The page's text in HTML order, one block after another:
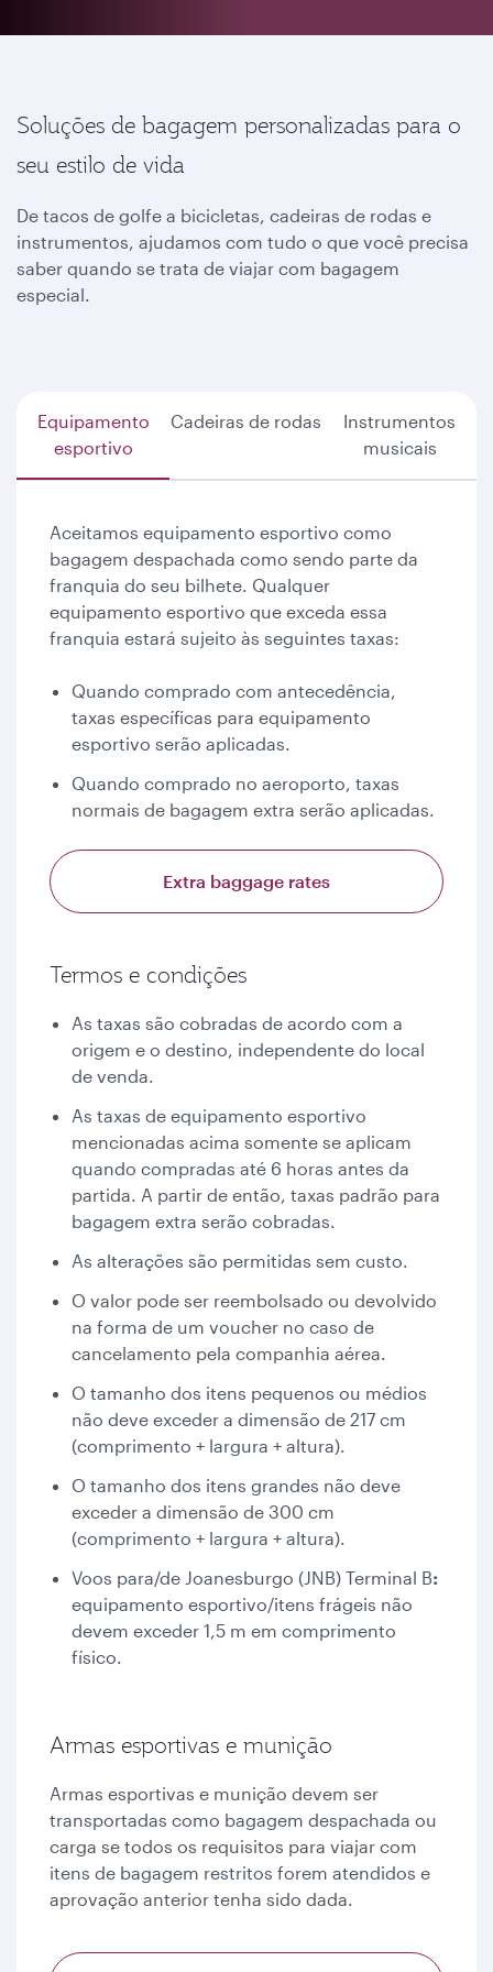
Soluções de bagagem personalizadas para o
seu estilo de vida
De tacos de golfe a bicicletas, cadeiras de rodas e
instrumentos, ajudamos com tudo o que você precisa
saber quando se trata de viajar com bagagem
especial.
Equipamento
esportivo
Cadeiras de rodas
Instrumentos
musicais
Aceitamos equipamento esportivo como
bagagem despachada como sendo parte da
franquia do seu bilhete. Qualquer
equipamento esportivo que exceda essa
franquia estará sujeito às seguintes taxas:
Quando comprado com antecedência,
taxas específicas para equipamento
esportivo serão aplicadas.
Quando comprado no aeroporto, taxas
normais de bagagem extra serão aplicadas.
Extra baggage rates
Termos e condições
As taxas são cobradas de acordo com a
origem e o destino, independente do local
de venda.
As taxas de equipamento esportivo
mencionadas acima somente se aplicam
quando compradas até 6 horas antes da
partida. A partir de então, taxas padrão para
bagagem extra serão cobradas.
As alterações são permitidas sem custo.
O valor pode ser reembolsado ou devolvido
na forma de um voucher no caso de
cancelamento pela companhia aérea.
O tamanho dos itens pequenos ou médios
não deve exceder a dimensão de 217 cm
(comprimento + largura + altura).
O tamanho dos itens grandes não deve
exceder a dimensão de 300 cm
(comprimento + largura + altura).
Voos para/de Joanesburgo (JNB) Terminal B:
equipamento esportivo/itens frágeis não
devem exceder 1,5 m em comprimento
físico.
Armas esportivas e munição
Armas esportivas e munição devem ser
transportadas como bagagem despachada ou
carga se todos os requisitos para viajar com
itens de bagagem restritos forem atendidos e
aprovação anterior tenha sido dada.